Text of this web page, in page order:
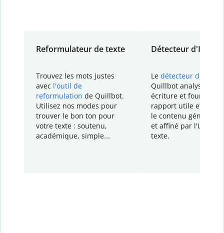
Reformulateur de texte
Trouvez les mots justes
avec l'outil de
reformulation de Quillbot.
Utilisez nos modes pour
trouver le bon ton pour
votre texte : soutenu,
académique, simple...
Détecteur d'IA
Le détecteur d'IA
Quillbot analyse votre
écriture et fournit un
rapport utile et
le contenu généré
et affiné par l'IA
texte.